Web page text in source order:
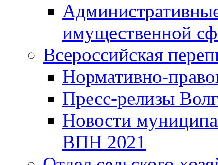
имущественной
Всероссийская
Нормативно-
Пресс-релизы
Новости
ВПН 2021